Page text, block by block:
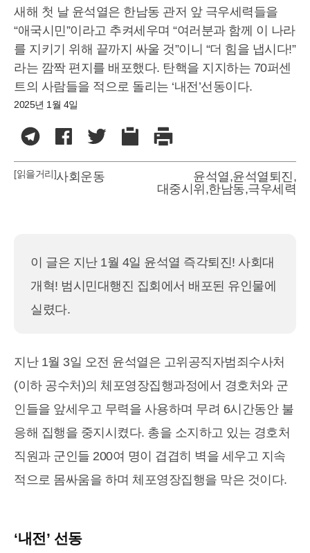
새해 첫 날 윤석열은 한남동 관저 앞 극우세력들을
“애국시민”이라고 추켜세우며 “여러분과 함께 이 나라
를 지키기 위해 끝까지 싸울 것”이니 “더 힘을 냅시다!”
라는 깜짝 편지를 배포했다. 탄핵을 지지하는 70퍼센
트의 사람들을 적으로 돌리는 ‘내전’선동이다.
2025년 1월 4일
[읽을거리]사회운동 윤석열 ,윤석열퇴진 ,
대중시위 ,한남동,극우세력
이 글은 지난 1월 4일 윤석열 즉각퇴진! 사회대
개혁! 범시민대행진 집회에서 배포된 유인물에
실렸다.
지난 1월 3일 오전 윤석열은 고위공직자범죄수사처
(이하 공수처)의 체포영장집행과정에서 경호처와 군
인들을 앞세우고 무력을 사용하며 무려 6시간동안 불
응해 집행을 중지시켰다. 총을 소지하고 있는 경호처
직원과 군인들 200여 명이 겹겹히 벽을 세우고 지속
적으로 몸싸움을 하며 체포영장집행을 막은 것이다.
‘내전’ 선동